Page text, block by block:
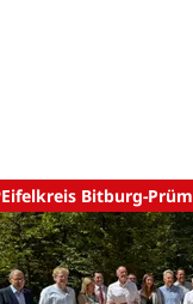
Eifelkreis Bitburg-Prüm